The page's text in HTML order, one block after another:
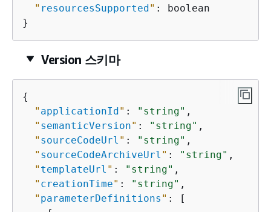
" resourcesSupported" : boolean
}
Version 스키마
{
" applicationId" : "string" ,
" semanticVersion" : "string" ,
" sourceCodeUrl " : "string" ,
" sourceCodeArchiveUrl " : "string" ,
" templateUrl " : "string" ,
" creationTime" : "string" ,
" parameterDefinitions " : [